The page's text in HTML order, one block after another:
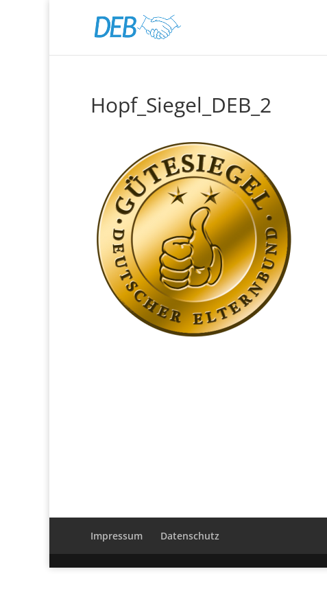
Hopf_Siegel_DEB_2
Impressum Datenschutz